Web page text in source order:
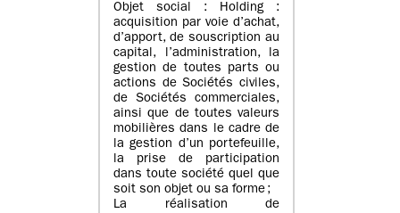
Objet social : Holding :
acquisition par voie d’achat,
d’apport, de souscription au
capital, l’administration, la
gestion de toutes parts ou
actions de Sociétés civiles,
de Sociétés commerciales,
ainsi que de toutes valeurs
mobilières dans le cadre de
la gestion d’un portefeuille,
la prise de participation
dans toute société quel que
soit son objet ou sa forme ;
La réalisation de